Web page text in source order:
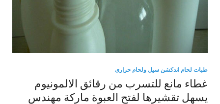
طبات لحام اندكشن سيل ولحام حرارى
غطاء مانع للتسرب من رقائق الالمونيوم
يسهل تقشيرها لفتح العبوة ماركة مهندس